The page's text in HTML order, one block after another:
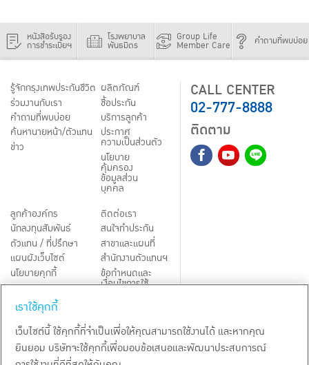
หนังสือรับรอง
การชำระเบี้ยฯ
โรงพยาบาล
พันธมิตร
Group Life
Member Care คำถามที่พบบ่อย
รู้จักกรุงเทพประกันชีวิต
ร่วมงานกับเรา
คำถามที่พบบ่อย
ค้นหานายหน้า/ตัวแทน
ข่าว
ผลิตภัณฑ์
ชื้อประกัน
บริการลูกค้า
ประกาศ
ความเป็นส่วนตัว
นโยบาย
คุ้มครอง
ข้อมูลส่วน
บุคคล
ลูกค้าองค์กร
นักลงทุนสัมพันธ์
ตัวแทน / ที่ปรึกษา
แผนผังเว็บไซต์
นโยบายคุกกี้
Third-Party Notices
ติดต่อเรา
สนใจทำประกัน
สาขาและแผนที่
สำนักงานตัวแทนฯ
ข้อกำหนดและ
เงื่อนไขการใช้
CALL CENTER
02-777-8888
ติดตาม
TH EN
สงวนลิขสิทธิ์ พ.ศ.2569
เราใช้คุกกี้
เว็บไซต์นี้ ใช้คุกกี้ที่จำเป็นเพื่อให้คุณสามารถใช้งานได้ และหากคุณ
ยินยอม บริษัทจะใช้คุกกี้เพื่อมอบข้อเสนอและพัฒนาประสบการณ์